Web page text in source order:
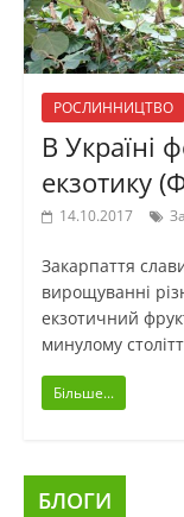
РОСЛИННИЦТВО
В Україні
екзотику
14.10.2017
Закарпаття
вирощуванні
екзотичний
минулому
Більше...
БЛОГИ